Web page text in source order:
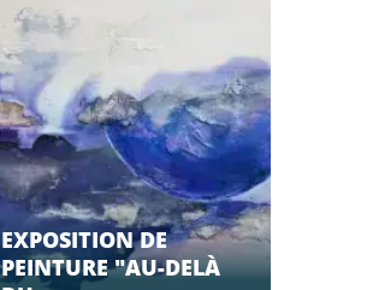
EXPOSITION DE
PEINTURE "AU-DELÀ